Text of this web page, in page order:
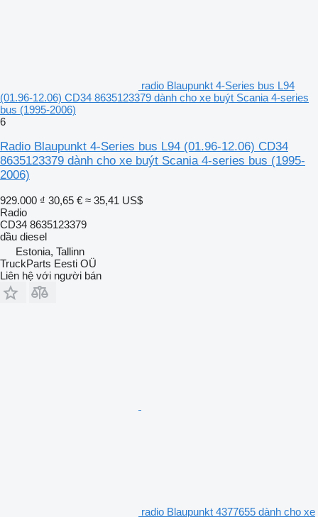
radio Blaupunkt 4-Series bus L94
(01.96-12.06) CD34 8635123379 dành cho xe buýt Scania 4-series
bus (1995-2006)
6
Radio Blaupunkt 4-Series bus L94 (01.96-12.06) CD34
8635123379 dành cho xe buýt Scania 4-series bus (1995-
2006)
929.000 ₫ 30,65 € ≈ 35,41 US$
Radio
CD34 8635123379
dầu diesel
Estonia, Tallinn
TruckParts Eesti OÜ
Liên hệ với người bán
radio Blaupunkt 4377655 dành cho xe